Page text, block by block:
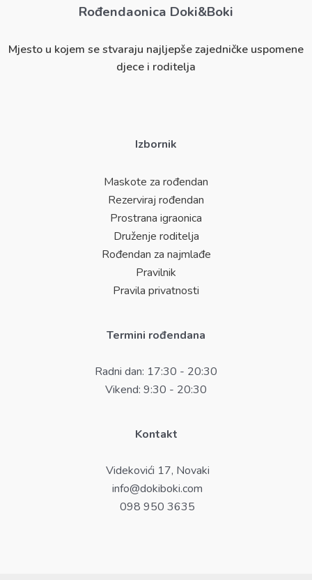
Rođendaonica Doki&Boki
Mjesto u kojem se stvaraju najljepše zajedničke uspomene
djece i roditelja
Izbornik
Maskote za rođendan
Rezerviraj rođendan
Prostrana igraonica
Druženje roditelja
Rođendan za najmlađe
Pravilnik
Pravila privatnosti
Termini rođendana
Radni dan: 17:30 - 20:30
Vikend: 9:30 - 20:30
Kontakt
Videkovići 17, Novaki
info@dokiboki.com
098 950 3635